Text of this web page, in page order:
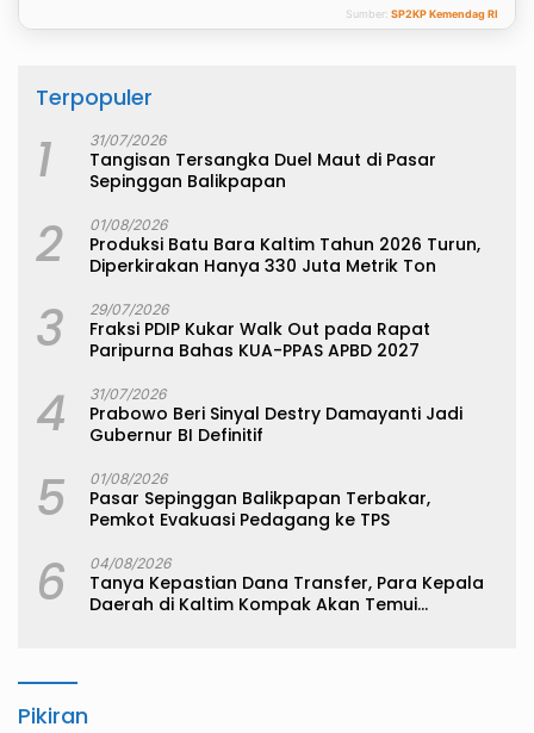
Sumber: SP2KP Kemendag RI
Terpopuler
1 31/07/2026
Tangisan Tersangka Duel Maut di Pasar
Sepinggan Balikpapan
2 01/08/2026
Produksi Batu Bara Kaltim Tahun 2026 Turun,
Diperkirakan Hanya 330 Juta Metrik Ton
3 29/07/2026
Fraksi PDIP Kukar Walk Out pada Rapat
Paripurna Bahas KUA-PPAS APBD 2027
4 31/07/2026
Prabowo Beri Sinyal Destry Damayanti Jadi
Gubernur BI Definitif
5 01/08/2026
Pasar Sepinggan Balikpapan Terbakar,
Pemkot Evakuasi Pedagang ke TPS
6 04/08/2026
Tanya Kepastian Dana Transfer, Para Kepala
Daerah di Kaltim Kompak Akan Temui
Pikiran